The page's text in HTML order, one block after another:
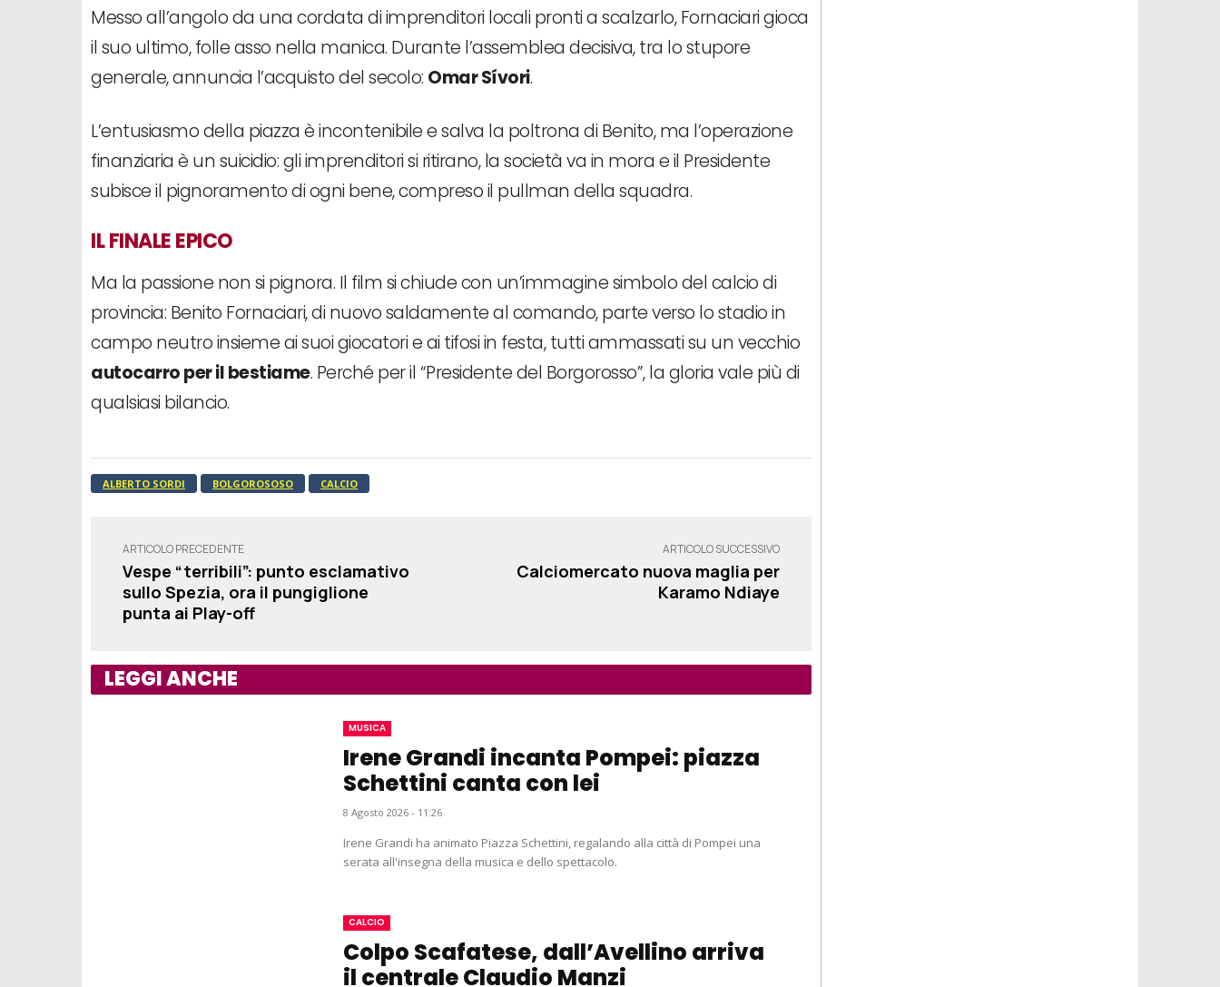
Messo all’angolo da una cordata di imprenditori locali pronti a scalzarlo, Fornaciari gioca
il suo ultimo, folle asso nella manica. Durante l’assemblea decisiva, tra lo stupore
generale, annuncia l’acquisto del secolo: Omar Sívori.
L’entusiasmo della piazza è incontenibile e salva la poltrona di Benito, ma l’operazione
finanziaria è un suicidio: gli imprenditori si ritirano, la società va in mora e il Presidente
subisce il pignoramento di ogni bene, compreso il pullman della squadra.
IL FINALE EPICO
Ma la passione non si pignora. Il film si chiude con un’immagine simbolo del calcio di
provincia: Benito Fornaciari, di nuovo saldamente al comando, parte verso lo stadio in
campo neutro insieme ai suoi giocatori e ai tifosi in festa, tutti ammassati su un vecchio
autocarro per il bestiame. Perché per il “Presidente del Borgorosso”, la gloria vale più di
qualsiasi bilancio.
ALBERTO SORDI BOLGOROSOSO CALCIO
ARTICOLO PRECEDENTE
Vespe “terribili”: punto esclamativo
sullo Spezia, ora il pungiglione
punta ai Play-off
ARTICOLO SUCCESSIVO
Calciomercato nuova maglia per
Karamo Ndiaye
LEGGI ANCHE
MUSICA
Irene Grandi incanta Pompei: piazza
Schettini canta con lei
8 Agosto 2026 - 11:26
Irene Grandi ha animato Piazza Schettini, regalando alla città di Pompei una
serata all'insegna della musica e dello spettacolo.
CALCIO
Colpo Scafatese, dall’Avellino arriva
il centrale Claudio Manzi